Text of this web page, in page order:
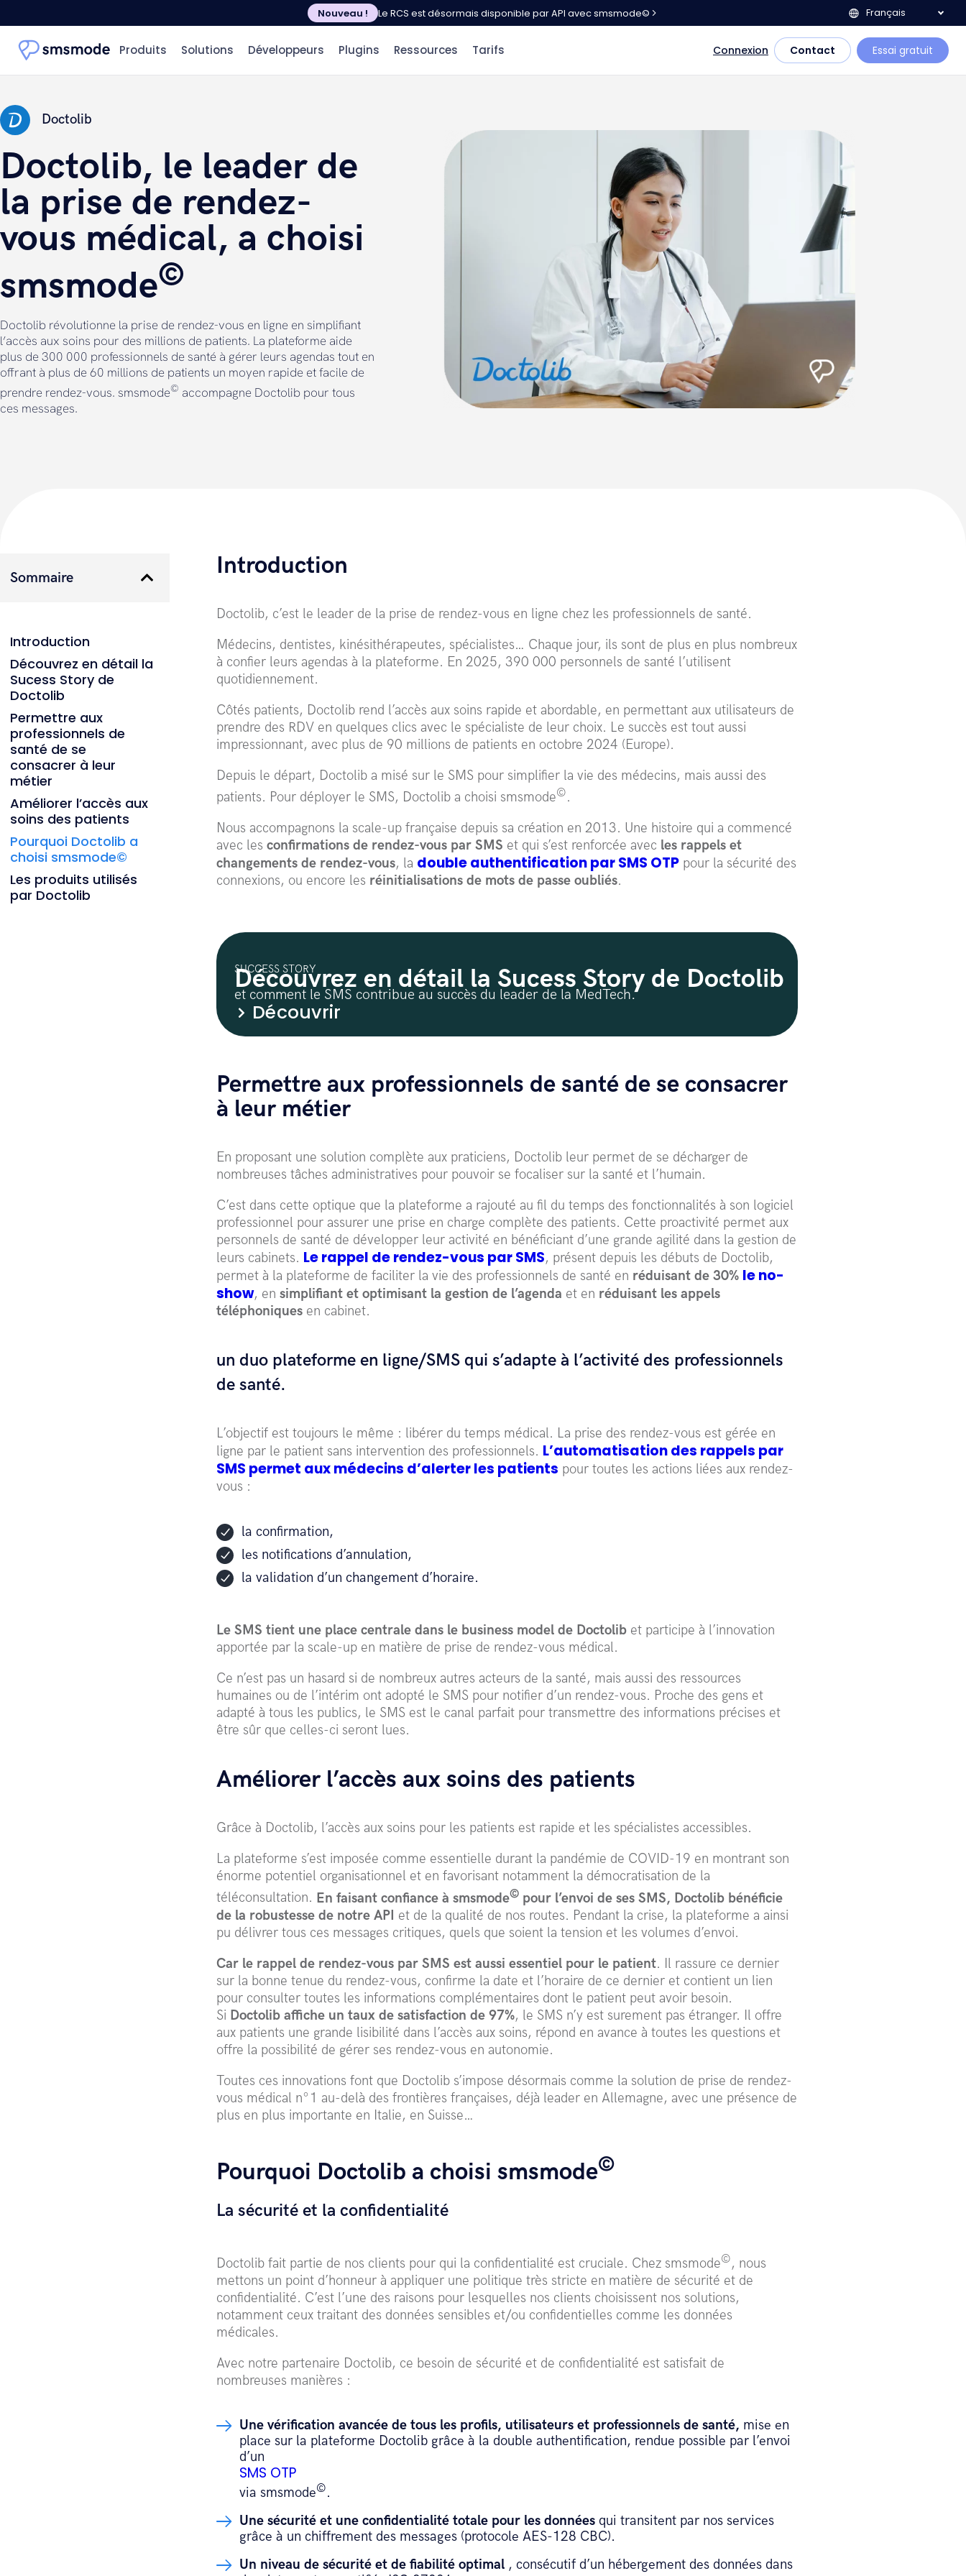
Nouveau ! Le RCS est désormais disponible par API avec smsmode© Français
Produits Solutions Développeurs Plugins Ressources Tarifs Connexion Contact Essai gratuit
Doctolib
Doctolib, le leader de
la prise de rendez-
vous médical, a choisi
smsmode©
Doctolib révolutionne la prise de rendez-vous en ligne en simplifiant
l’accès aux soins pour des millions de patients. La plateforme aide
plus de 300 000 professionnels de santé à gérer leurs agendas tout en
offrant à plus de 60 millions de patients un moyen rapide et facile de
prendre rendez-vous. smsmode© accompagne Doctolib pour tous
ces messages.
Sommaire
Introduction
Découvrez en détail la
Sucess Story de
Doctolib
Permettre aux
professionnels de
santé de se
consacrer à leur
métier
Améliorer l’accès aux
soins des patients
Pourquoi Doctolib a
choisi smsmode©
Les produits utilisés
par Doctolib
Introduction
Doctolib, c’est le leader de la prise de rendez-vous en ligne chez les professionnels de santé.
Médecins, dentistes, kinésithérapeutes, spécialistes… Chaque jour, ils sont de plus en plus nombreux
à confier leurs agendas à la plateforme. En 2025, 390 000 personnels de santé l’utilisent
quotidiennement.
Côtés patients, Doctolib rend l’accès aux soins rapide et abordable, en permettant aux utilisateurs de
prendre des RDV en quelques clics avec le spécialiste de leur choix. Le succès est tout aussi
impressionnant, avec plus de 90 millions de patients en octobre 2024 (Europe).
Depuis le départ, Doctolib a misé sur le SMS pour simplifier la vie des médecins, mais aussi des
patients. Pour déployer le SMS, Doctolib a choisi smsmode©.
Nous accompagnons la scale-up française depuis sa création en 2013. Une histoire qui a commencé
avec les confirmations de rendez-vous par SMS et qui s’est renforcée avec les rappels et
changements de rendez-vous, la double authentification par SMS OTPpour la sécurité des
connexions, ou encore les réinitialisations de mots de passe oubliés.
SUCCESS STORY
Découvrez en détail la Sucess Story de Doctolib
et comment le SMS contribue au succès du leader de la MedTech.
Découvrir
Permettre aux professionnels de santé de se consacrer
à leur métier
En proposant une solution complète aux praticiens, Doctolib leur permet de se décharger de
nombreuses tâches administratives pour pouvoir se focaliser sur la santé et l’humain.
C’est dans cette optique que la plateforme a rajouté au fil du temps des fonctionnalités à son logiciel
professionnel pour assurer une prise en charge complète des patients. Cette proactivité permet aux
personnels de santé de développer leur activité en bénéficiant d’une grande agilité dans la gestion de
leurs cabinets. Le rappel de rendez-vous par SMS, présent depuis les débuts de Doctolib,
permet à la plateforme de faciliter la vie des professionnels de santé en réduisant de 30% le no-
show, en simplifiant et optimisant la gestion de l’agenda et en réduisant les appels
téléphoniquesen cabinet.
un duo plateforme en ligne/SMS qui s’adapte à l’activité des professionnels
de santé.
L’objectif est toujours le même : libérer du temps médical. La prise des rendez-vous est gérée en
ligne par le patient sans intervention des professionnels. L’automatisation des rappels par
SMS permet aux médecins d’alerter les patients pour toutes les actions liées aux rendez-
vous :
la confirmation,
les notifications d’annulation,
la validation d’un changement d’horaire.
Le SMS tient une place centrale dans le business model de Doctolibet participe à l’innovation
apportée par la scale-up en matière de prise de rendez-vous médical.
Ce n’est pas un hasard si de nombreux autres acteurs de la santé, mais aussi des ressources
humaines ou de l’intérim ont adopté le SMS pour notifier d’un rendez-vous. Proche des gens et
adapté à tous les publics, le SMS est le canal parfait pour transmettre des informations précises et
être sûr que celles-ci seront lues.
Améliorer l’accès aux soins des patients
Grâce à Doctolib, l’accès aux soins pour les patients est rapide et les spécialistes accessibles.
La plateforme s’est imposée comme essentielle durant la pandémie de COVID-19 en montrant son
énorme potentiel organisationnel et en favorisant notamment la démocratisation de la
téléconsultation. En faisant confiance à smsmode©pour l’envoi de ses SMS, Doctolib bénéficie
de la robustesse de notre API et de la qualité de nos routes. Pendant la crise, la plateforme a ainsi
pu délivrer tous ces messages critiques, quels que soient la tension et les volumes d’envoi.
Car le rappel de rendez-vous par SMS est aussi essentiel pour le patient. Il rassure ce dernier
sur la bonne tenue du rendez-vous, confirme la date et l’horaire de ce dernier et contient un lien
pour consulter toutes les informations complémentaires dont le patient peut avoir besoin.
Si Doctolib affiche un taux de satisfaction de 97%, le SMS n’y est surement pas étranger. Il offre
aux patients une grande lisibilité dans l’accès aux soins, répond en avance à toutes les questions et
offre la possibilité de gérer ses rendez-vous en autonomie.
Toutes ces innovations font que Doctolib s’impose désormais comme la solution de prise de rendez-
vous médical n°1 au-delà des frontières françaises, déjà leader en Allemagne, avec une présence de
plus en plus importante en Italie, en Suisse…
Pourquoi Doctolib a choisi smsmode©
La sécurité et la confidentialité
Doctolib fait partie de nos clients pour qui la confidentialité est cruciale. Chez smsmode©, nous
mettons un point d’honneur à appliquer une politique très stricte en matière de sécurité et de
confidentialité. C’est l’une des raisons pour lesquelles nos clients choisissent nos solutions,
notamment ceux traitant des données sensibles et/ou confidentielles comme les données
médicales.
Avec notre partenaire Doctolib, ce besoin de sécurité et de confidentialité est satisfait de
nombreuses manières :
Une vérification avancée de tous les profils, utilisateurs et professionnels de santé, mise en
place sur la plateforme Doctolib grâce à la double authentification, rendue possible par l’envoi
d’un
SMS OTP
via smsmode©.
Une sécurité et une confidentialité totale pour les données qui transitent par nos services
grâce à un chiffrement des messages (protocole AES-128 CBC).
Un niveau de sécurité et de fiabilité optimal , consécutif d’un hébergement des données dans